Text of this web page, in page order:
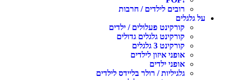
רובים לילדים / חרבות
על גלגלים
קורקינט פעלולים / ילדים
קורקינט גלגלים גדולים
קורקינט 3 גלגלים
אופני איזון לילדים
אופני ילדים
גלגיליות / רולר בליידס לילדים